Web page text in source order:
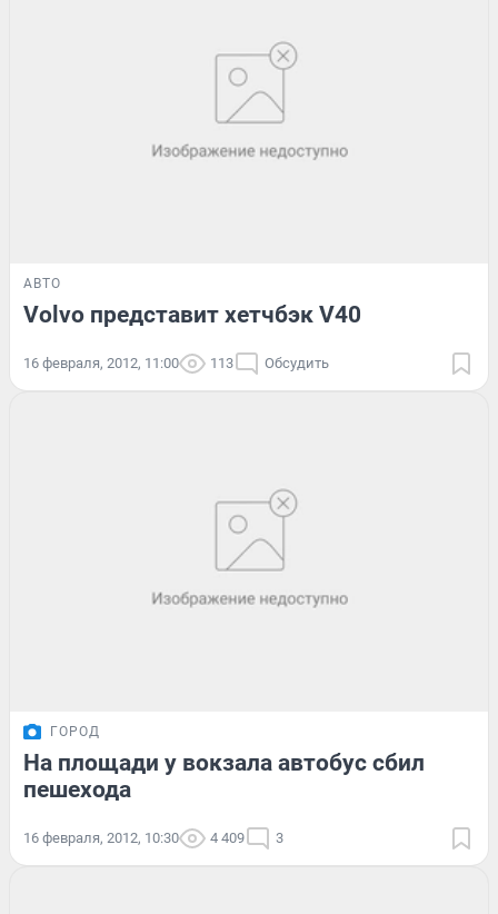
АВТО
Volvo представит хетчбэк V40
16 февраля, 2012, 11:00 113 Обсудить
ГОРОД
На площади у вокзала автобус сбил
пешехода
16 февраля, 2012, 10:30 4 409 3